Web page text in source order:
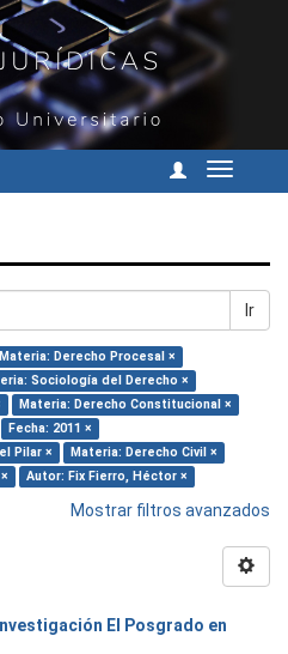
Cambiar
Ir
Materia: Derecho Procesal ×
Sociología del Derecho ×
Materia: Derecho Constitucional ×
Fecha: 2011 ×
Pilar ×
Materia: Derecho Civil ×
Autor: Fix Fierro, Héctor ×
Mostrar filtros avanzados
El Posgrado en